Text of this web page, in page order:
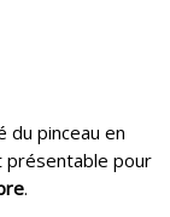
du pinceau en
présentable pour
.